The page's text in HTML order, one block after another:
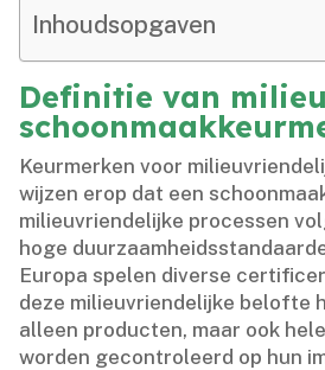
Inhoudsopgaven
Definitie van
Keurmerken voor
wijzen erop dat een
milieuvriendelijke processen
hoge
Europa spelen diverse
deze milieuvriendelijke belofte
alleen producten, maar ook
worden gecontroleerd op hun